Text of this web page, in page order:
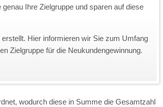
Ihre Zielgruppe und sparen auf diese
Hier informieren wir Sie zum Umfang
Zielgruppe für die Neukundengewinnung.
wodurch diese in Summe die Gesamtzahl